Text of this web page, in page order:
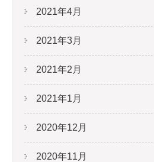
2021年4月
2021年3月
2021年2月
2021年1月
2020年12月
2020年11月